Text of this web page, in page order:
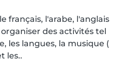
français, l'arabe, l'anglais
organiser des activités tel
les langues, la musique (
les..